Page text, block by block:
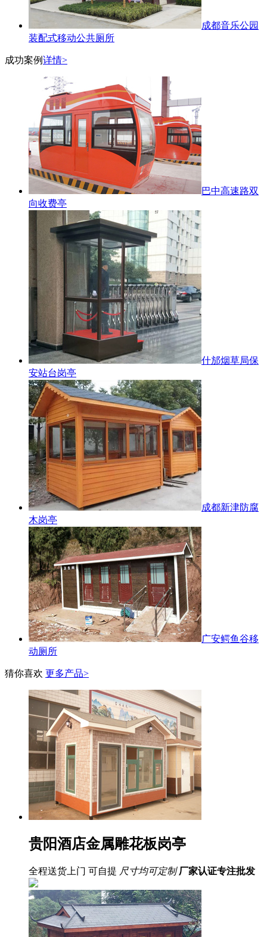
成都音乐公园
装配式移动公共厕所
成功案例详情>
巴中高速路双
向收费亭
什邡烟草局保
安站台岗亭
成都新津防腐
木岗亭
广安鳄鱼谷移
动厕所
猜你喜欢 更多产品>
贵阳酒店金属雕花板岗亭
全程送货上门 可自提 尺寸均可定制 厂家认证专注批发